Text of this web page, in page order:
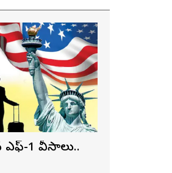
ఎఫ్-1 వీసాలు..